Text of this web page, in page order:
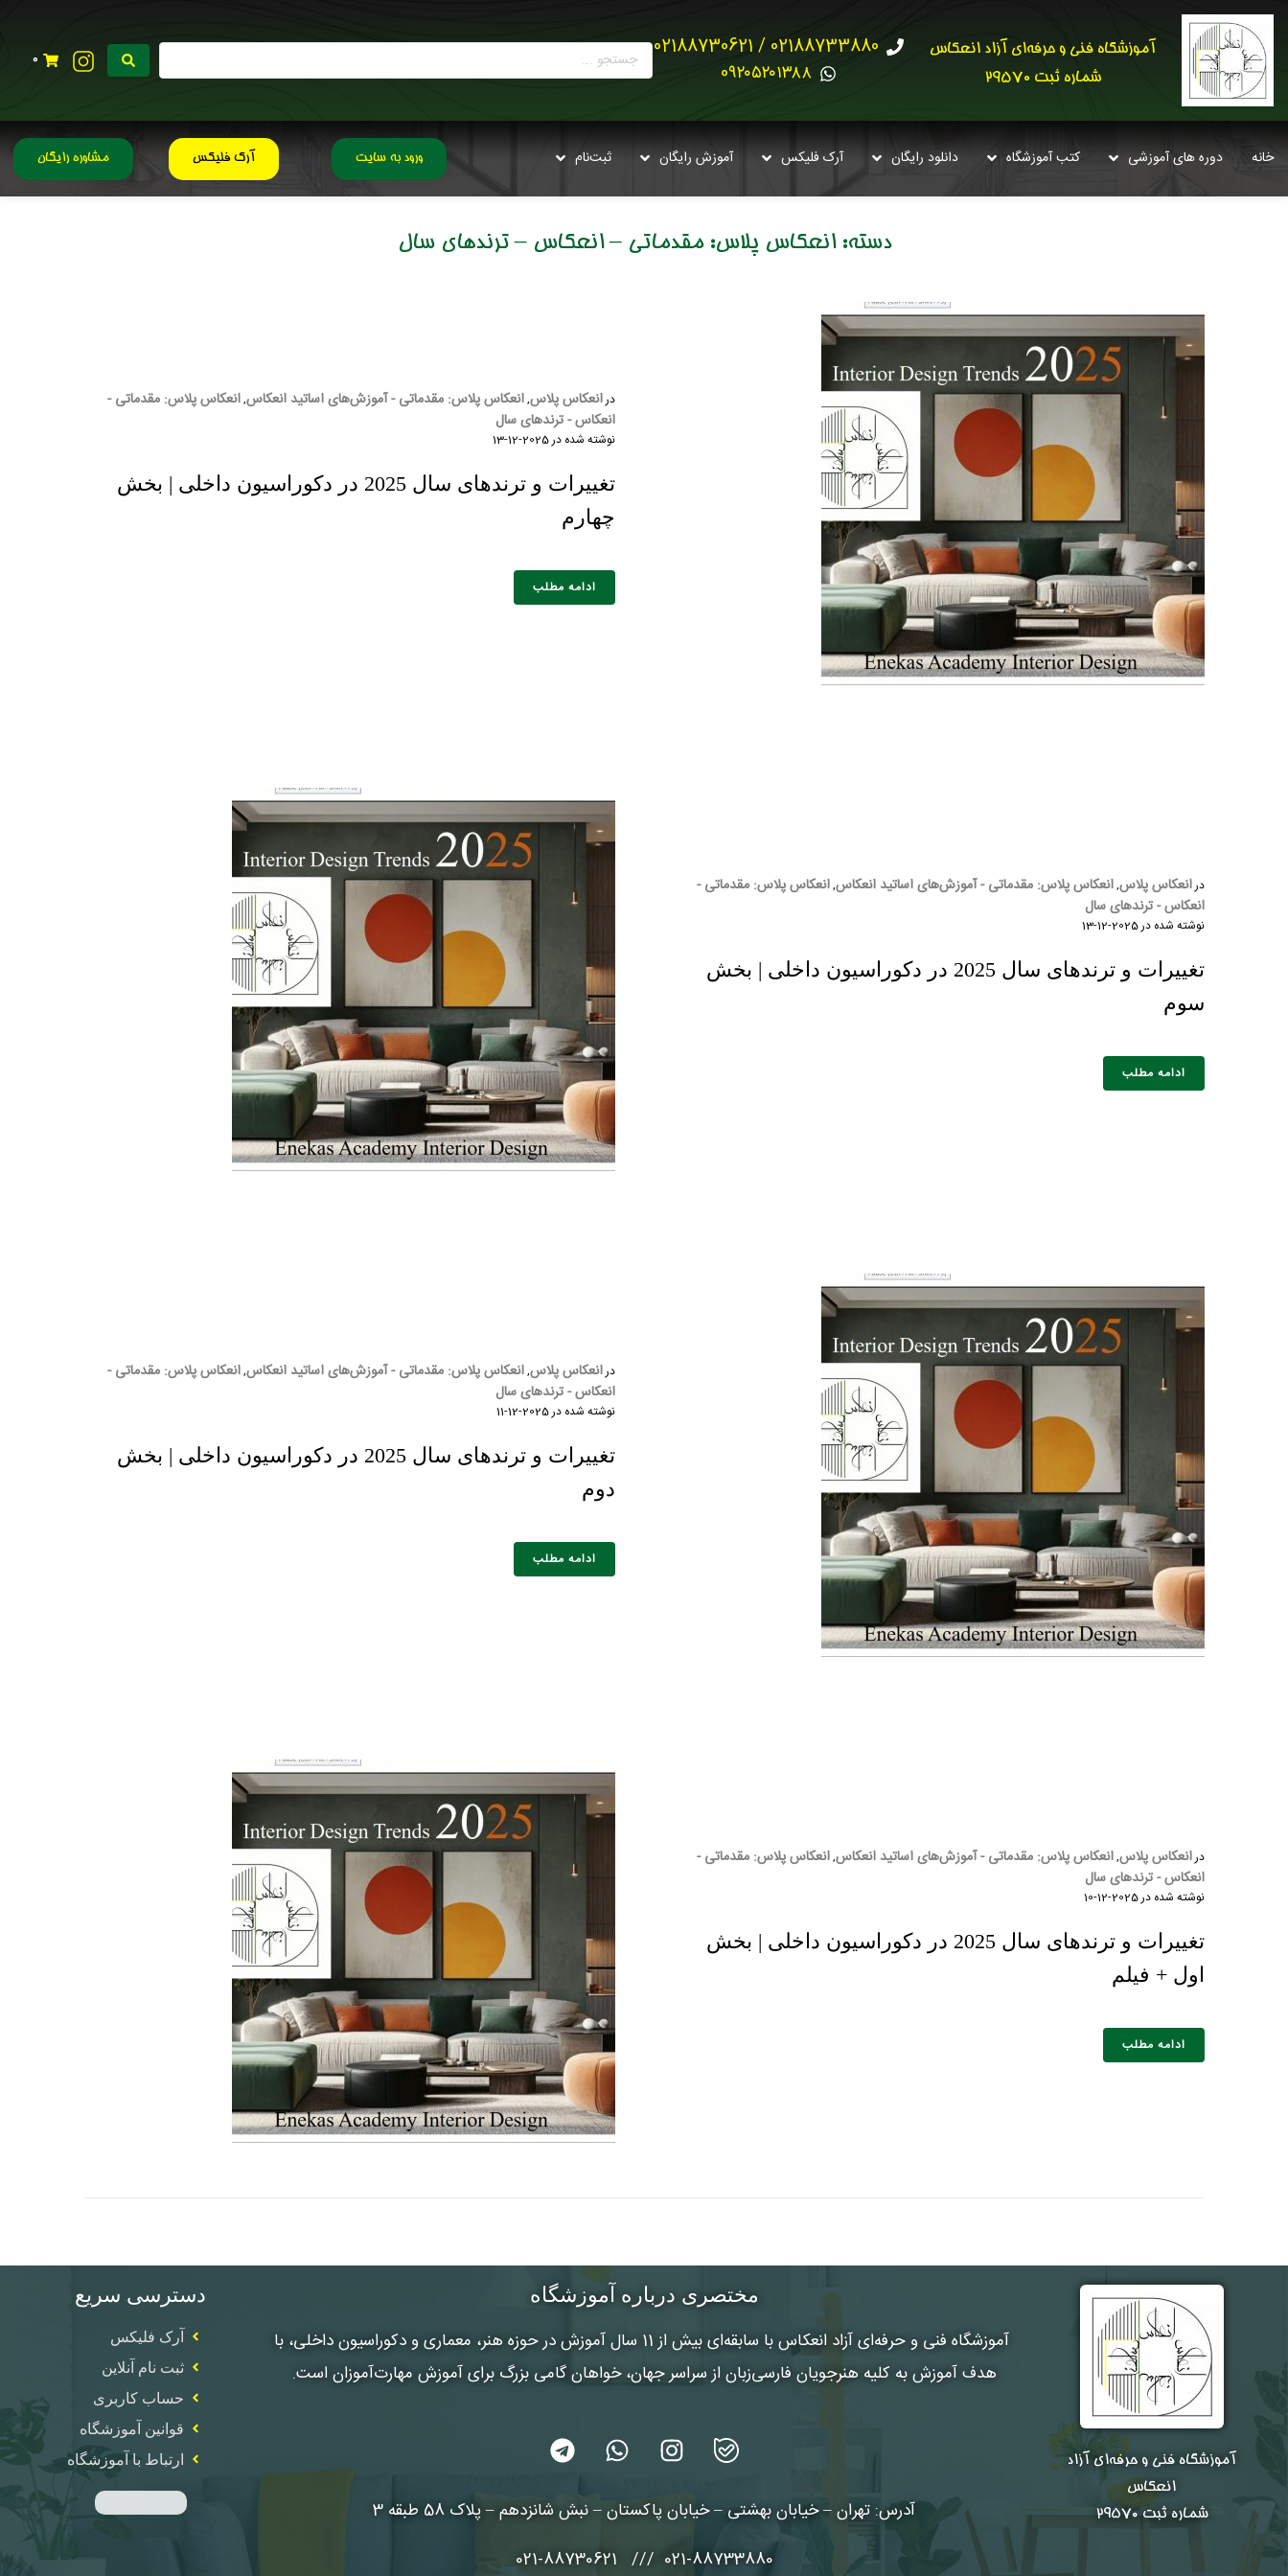
آموزشگاه فنی و حرفه‌ای آزاد انعکاس
شماره ثبت 29570
02188733880 / 02188730621
0۹۲۰۵۲۰۱۳۸۸
0
خانه دوره های آموزشی کتب آموزشگاه دانلود رایگان آرک فلیکس آموزش رایگان ثبت‌نام ورود به سایت آرک فلیکس مشاوره رایگان
دسته:انعکاس پلاس: مقدماتی – انعکاس – ترندهای سال
درانعکاس پلاس,انعکاس پلاس: مقدماتی - آموزش‌های اساتید انعکاس,انعکاس پلاس: مقدماتی -
انعکاس - ترندهای سال
نوشته شده در2025-12-13
تغییرات و ترندهای سال 2025 در دکوراسیون داخلی | بخش
چهارم
ادامه مطلب
درانعکاس پلاس,انعکاس پلاس: مقدماتی - آموزش‌های اساتید انعکاس,انعکاس پلاس: مقدماتی -
انعکاس - ترندهای سال
نوشته شده در2025-12-13
تغییرات و ترندهای سال 2025 در دکوراسیون داخلی | بخش
سوم
ادامه مطلب
درانعکاس پلاس,انعکاس پلاس: مقدماتی - آموزش‌های اساتید انعکاس,انعکاس پلاس: مقدماتی -
انعکاس - ترندهای سال
نوشته شده در2025-12-11
تغییرات و ترندهای سال 2025 در دکوراسیون داخلی | بخش
دوم
ادامه مطلب
درانعکاس پلاس,انعکاس پلاس: مقدماتی - آموزش‌های اساتید انعکاس,انعکاس پلاس: مقدماتی -
انعکاس - ترندهای سال
نوشته شده در2025-12-10
تغییرات و ترندهای سال 2025 در دکوراسیون داخلی | بخش
اول + فیلم
ادامه مطلب
آموزشگاه فنی و حرفه‌ای آزاد
انعکاس
شماره ثبت ۲۹۵۷۰
مختصری درباره آموزشگاه
آموزشگاه فنی و حرفه‌ای آزاد انعکاس
با سابقه‌ای بیش از 11 سال آموزش در حوزه هنر، معماری و دکوراسیون داخلی، با
هدف آموزش به کلیه هنرجویان فارسی‌زبان از سراسر جهان، خواهان گامی بزرگ برای آموزش مهارت‌آموزان است.
آدرس: تهران – خیابان بهشتی – خیابان پاکستان – نبش شانزدهم – پلاک 58 طبقه 3
021-88733880 /// 021-88730621
دسترسی سریع
آرک فلیکس
ثبت نام آنلاین
حساب کاربری
قوانین آموزشگاه
ارتباط با آموزشگاه